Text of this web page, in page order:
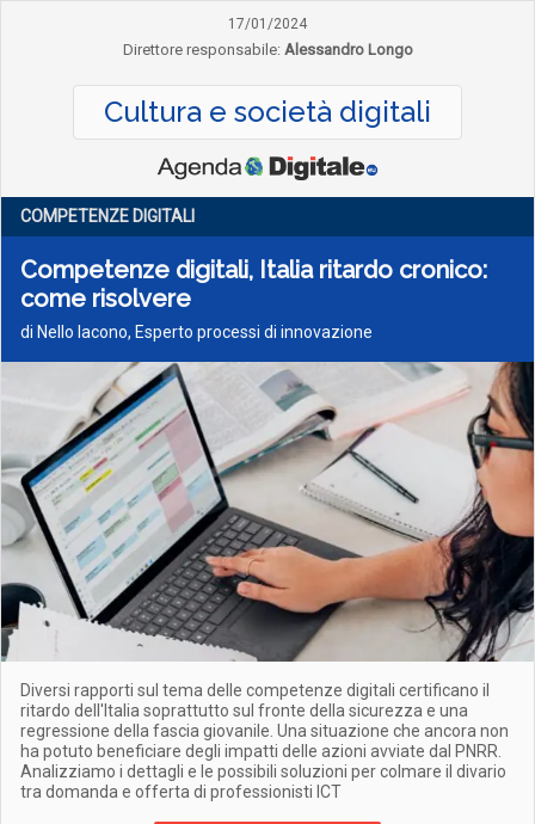
17/01/2024
Direttore responsabile: Alessandro Longo
Cultura e società digitali
COMPETENZE DIGITALI
Competenze digitali, Italia ritardo cronico:
come risolvere
di Nello Iacono, Esperto processi di innovazione
Diversi rapporti sul tema delle competenze digitali certificano il
ritardo dell'Italia soprattutto sul fronte della sicurezza e una
regressione della fascia giovanile. Una situazione che ancora non
ha potuto beneficiare degli impatti delle azioni avviate dal PNRR.
Analizziamo i dettagli e le possibili soluzioni per colmare il divario
tra domanda e offerta di professionisti ICT